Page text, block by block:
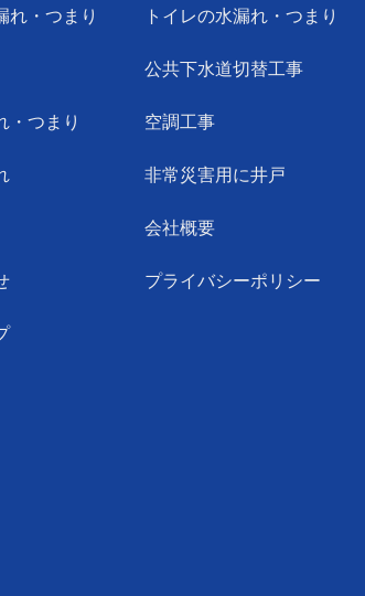
れ・つまり トイレの水漏れ・つまり
公共下水道切替工事
・つまり 空調工事
非常災害用に井戸
会社概要
プライバシーポリシー